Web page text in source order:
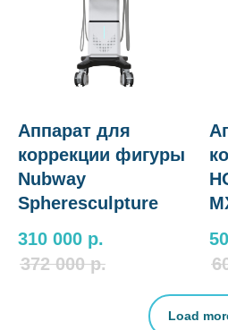
Аппарат для
коррекции фигуры
Nubway
Spheresculpture
310 000 р.
372 000 р.
Load